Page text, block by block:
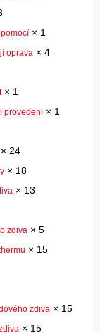
× 1
oprava × 4
× 1
provedení × 1
× 24
× 18
× 13
zdiva × 5
× 15
zdiva × 15
× 15